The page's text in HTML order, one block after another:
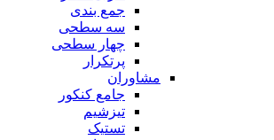
جمع بندی
سه سطحی
چهار سطحی
پرتکرار
مشاوران
جامع کنکور
تیزشیم
تستیک